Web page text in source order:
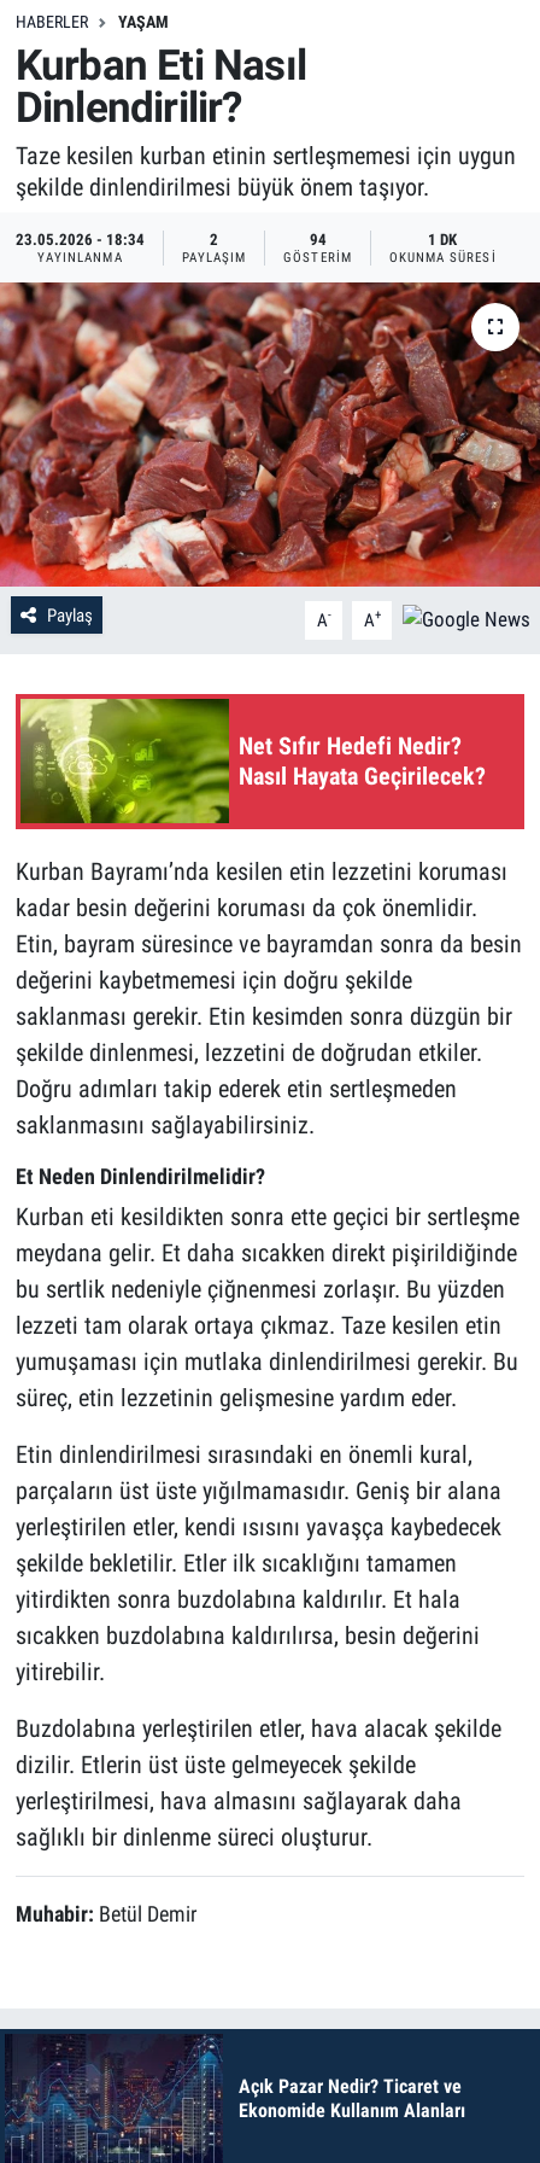
HABERLER YAŞAM
Kurban Eti Nasıl
Dinlendirilir?
Taze kesilen kurban etinin sertleşmemesi için uygun
şekilde dinlendirilmesi büyük önem taşıyor.
23.05.2026 - 18:34
YAYINLANMA
2
PAYLAŞIM
94
GÖSTERIM
1 DK
OKUNMA SÜRESI
Paylaş A- A+
Net Sıfır Hedefi Nedir?
Nasıl Hayata Geçirilecek?
Kurban Bayramı’nda kesilen etin lezzetini koruması
kadar besin değerini koruması da çok önemlidir.
Etin, bayram süresince ve bayramdan sonra da besin
değerini kaybetmemesi için doğru şekilde
saklanması gerekir. Etin kesimden sonra düzgün bir
şekilde dinlenmesi, lezzetini de doğrudan etkiler.
Doğru adımları takip ederek etin sertleşmeden
saklanmasını sağlayabilirsiniz.
Et Neden Dinlendirilmelidir?
Kurban eti kesildikten sonra ette geçici bir sertleşme
meydana gelir. Et daha sıcakken direkt pişirildiğinde
bu sertlik nedeniyle çiğnenmesi zorlaşır. Bu yüzden
lezzeti tam olarak ortaya çıkmaz. Taze kesilen etin
yumuşaması için mutlaka dinlendirilmesi gerekir. Bu
süreç, etin lezzetinin gelişmesine yardım eder.
Etin dinlendirilmesi sırasındaki en önemli kural,
parçaların üst üste yığılmamasıdır. Geniş bir alana
yerleştirilen etler, kendi ısısını yavaşça kaybedecek
şekilde bekletilir. Etler ilk sıcaklığını tamamen
yitirdikten sonra buzdolabına kaldırılır. Et hala
sıcakken buzdolabına kaldırılırsa, besin değerini
yitirebilir.
Buzdolabına yerleştirilen etler, hava alacak şekilde
dizilir. Etlerin üst üste gelmeyecek şekilde
yerleştirilmesi, hava almasını sağlayarak daha
sağlıklı bir dinlenme süreci oluşturur.
Muhabir: Betül Demir
Açık Pazar Nedir? Ticaret ve
Ekonomide Kullanım Alanları